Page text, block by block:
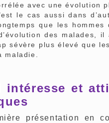
avec une évolution
le cas aussi dans
que les
des malades,
sévère plus élevé que
et
présentation en